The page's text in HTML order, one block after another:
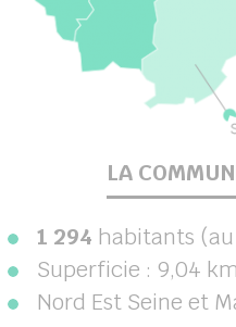
LA
1 294 habitants (au
Superficie : 9,04
Nord Est Seine et